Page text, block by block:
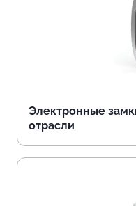
Электронные
отрасли